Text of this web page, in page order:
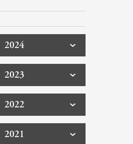
2024
2023
2022
2021